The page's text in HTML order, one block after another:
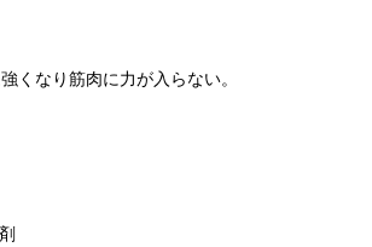
くなり筋肉に力が入らない。